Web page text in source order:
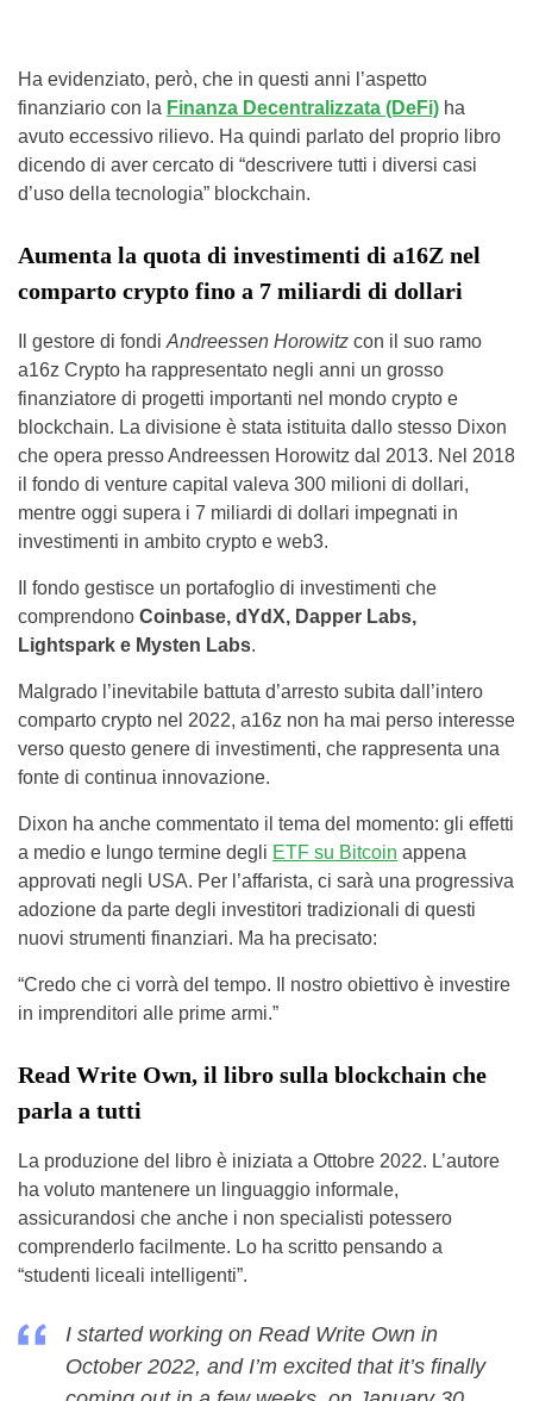
Ha evidenziato, però, che in questi anni l’aspetto
finanziario con la Finanza Decentralizzata (DeFi) ha
avuto eccessivo rilievo. Ha quindi parlato del proprio libro
dicendo di aver cercato di “descrivere tutti i diversi casi
d’uso della tecnologia” blockchain.
Aumenta la quota di investimenti di a16Z nel
comparto crypto fino a 7 miliardi di dollari
Il gestore di fondi Andreessen Horowitz con il suo ramo
a16z Crypto ha rappresentato negli anni un grosso
finanziatore di progetti importanti nel mondo crypto e
blockchain. La divisione è stata istituita dallo stesso Dixon
che opera presso Andreessen Horowitz dal 2013. Nel 2018
il fondo di venture capital valeva 300 milioni di dollari,
mentre oggi supera i 7 miliardi di dollari impegnati in
investimenti in ambito crypto e web3.
Il fondo gestisce un portafoglio di investimenti che
comprendono Coinbase, dYdX, Dapper Labs,
Lightspark e Mysten Labs.
Malgrado l’inevitabile battuta d’arresto subita dall’intero
comparto crypto nel 2022, a16z non ha mai perso interesse
verso questo genere di investimenti, che rappresenta una
fonte di continua innovazione.
Dixon ha anche commentato il tema del momento: gli effetti
a medio e lungo termine degli ETF su Bitcoin appena
approvati negli USA. Per l’affarista, ci sarà una progressiva
adozione da parte degli investitori tradizionali di questi
nuovi strumenti finanziari. Ma ha precisato:
“Credo che ci vorrà del tempo. Il nostro obiettivo è investire
in imprenditori alle prime armi.”
Read Write Own, il libro sulla blockchain che
parla a tutti
La produzione del libro è iniziata a Ottobre 2022. L’autore
ha voluto mantenere un linguaggio informale,
assicurandosi che anche i non specialisti potessero
comprenderlo facilmente. Lo ha scritto pensando a
“studenti liceali intelligenti”.
I started working on Read Write Own in
October 2022, and I’m excited that it’s finally